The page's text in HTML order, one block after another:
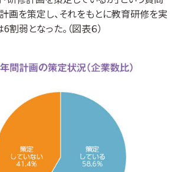
画を策定し、それをもとに教育研修を実
弱となった。（図表６）